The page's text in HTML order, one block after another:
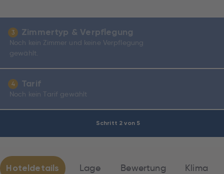
Schritt 2 von 5
3 Zimmertyp & Verpflegung
Noch kein Zimmer und keine Verpflegung
gewählt.
4 Tarif
Noch kein Tarif gewählt
Hoteldetails Lage Bewertung Klima